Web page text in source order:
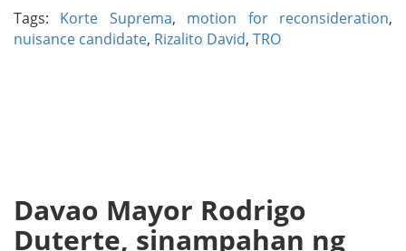
Tags: Korte Suprema, motion for reconsideration,
nuisance candidate, Rizalito David, TRO
Davao Mayor Rodrigo
Duterte, sinampahan ng